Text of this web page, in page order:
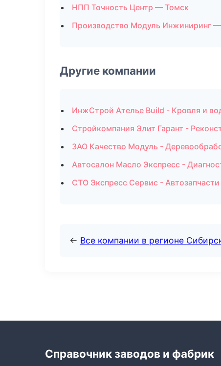
НПП Точность Центр — Томск
Производство Модуль Инжиниринг
Другие компании
ИнжСтрой Ателье Build - Кровля и
Стройкомпания Элит Гарант -
ЗАО Качество Модуль -
Автосалон Масло Экспресс -
СТО Экспресс Сервис -
← Все компании в регионе
Справочник заводов и фабрик